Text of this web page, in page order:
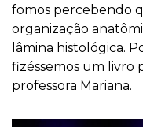
fomos percebendo
organização
lâmina histológica.
fizéssemos um livro
professora Mariana.